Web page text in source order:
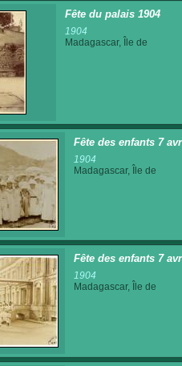
Fête du palais 1904
1904
Madagascar, Île de
Fête des enfants 7
1904
Madagascar, Île de
Fête des enfants 7
1904
Madagascar, Île de